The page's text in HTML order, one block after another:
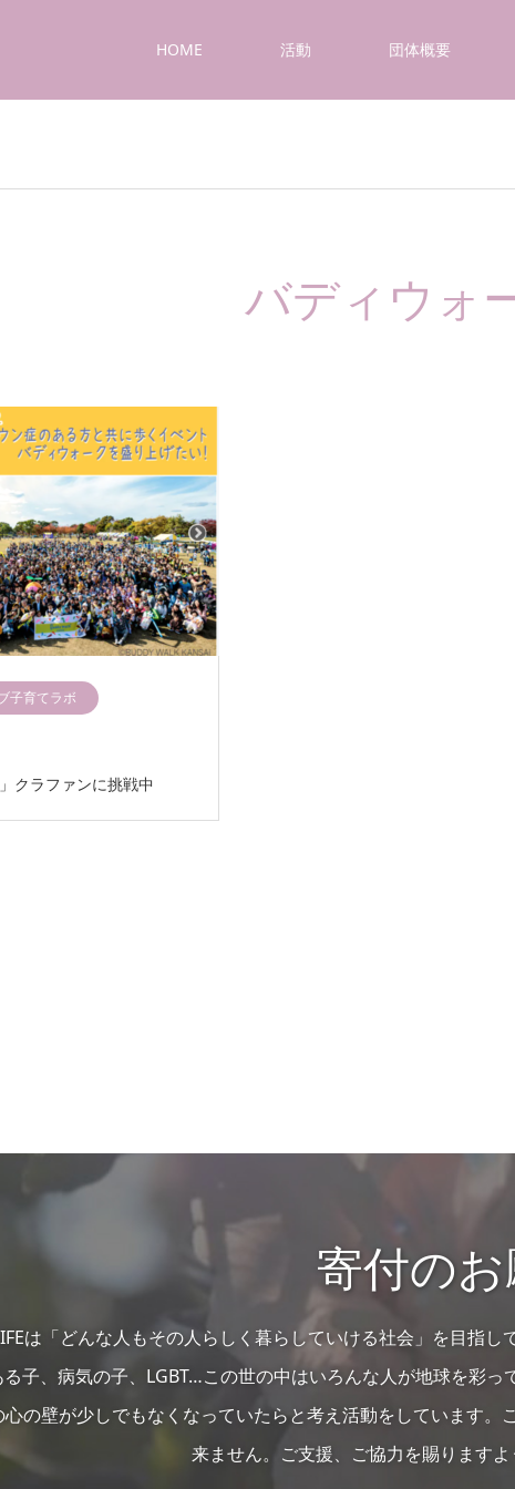
HOME 活動 団体概要
バディウォ
子育てラボ
クラファンに挑戦中
寄付の
は「どんな人もその人らしく暮らしていける社会」を目指
子、病気の子、LGBT…この世の中はいろんな人が地球を彩
心の壁が少しでもなくなっていたらと考え活動をしています
来ません。ご支援、ご協力を賜りますよ